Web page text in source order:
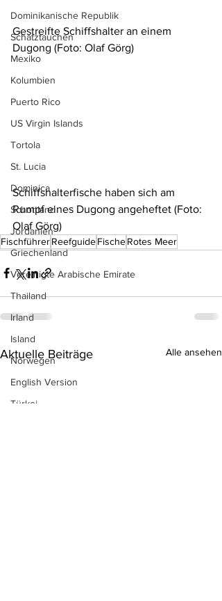
Dominikanische Republik
Schatztauchen
Mexiko
Kolumbien
Puerto Rico
US Virgin Islands
Tortola
St. Lucia
Dominica
Schottland
Jordanien
Griechenland
Vereinigte Arabische Emirate
Thailand
Irland
Island
Norwegen
English Version
Türkei
Gestreifte Schiffshalter an einem
Dugong (Foto: Olaf Görg)
Schiffshalterfische haben sich am
Rumpf eines Dugong angeheftet (Foto:
Olaf Görg)
FischführerReefguideFischeRotes Meer
Aktuelle Beiträge Alle ansehen